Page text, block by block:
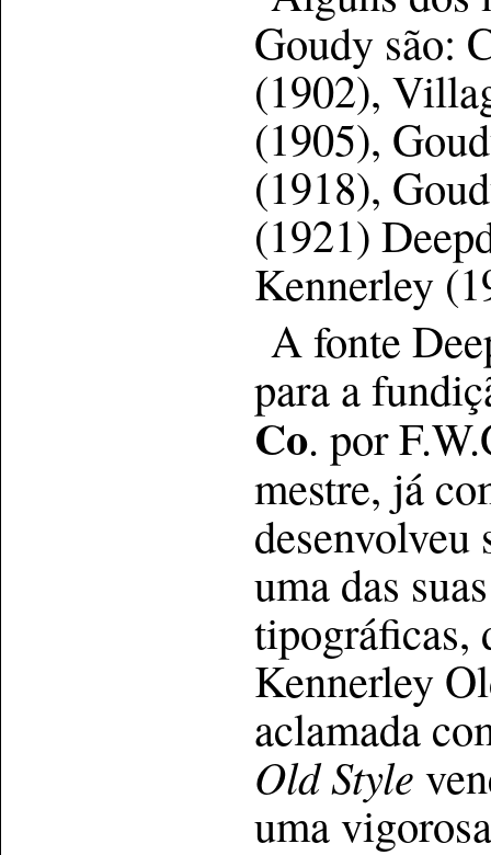
Goudy são:
(1902),
(1905),
(1918),
(1921)
Kennerley
A fonte
para a
Co. por
mestre, já
uma das
tipográficas,
Kennerley
aclamada
Old Style
uma